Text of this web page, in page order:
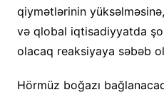
qiymətlərinin
və qlobal iqtisadiyyatda
olacaq reaksiyaya səbəb
Hörmüz boğazı